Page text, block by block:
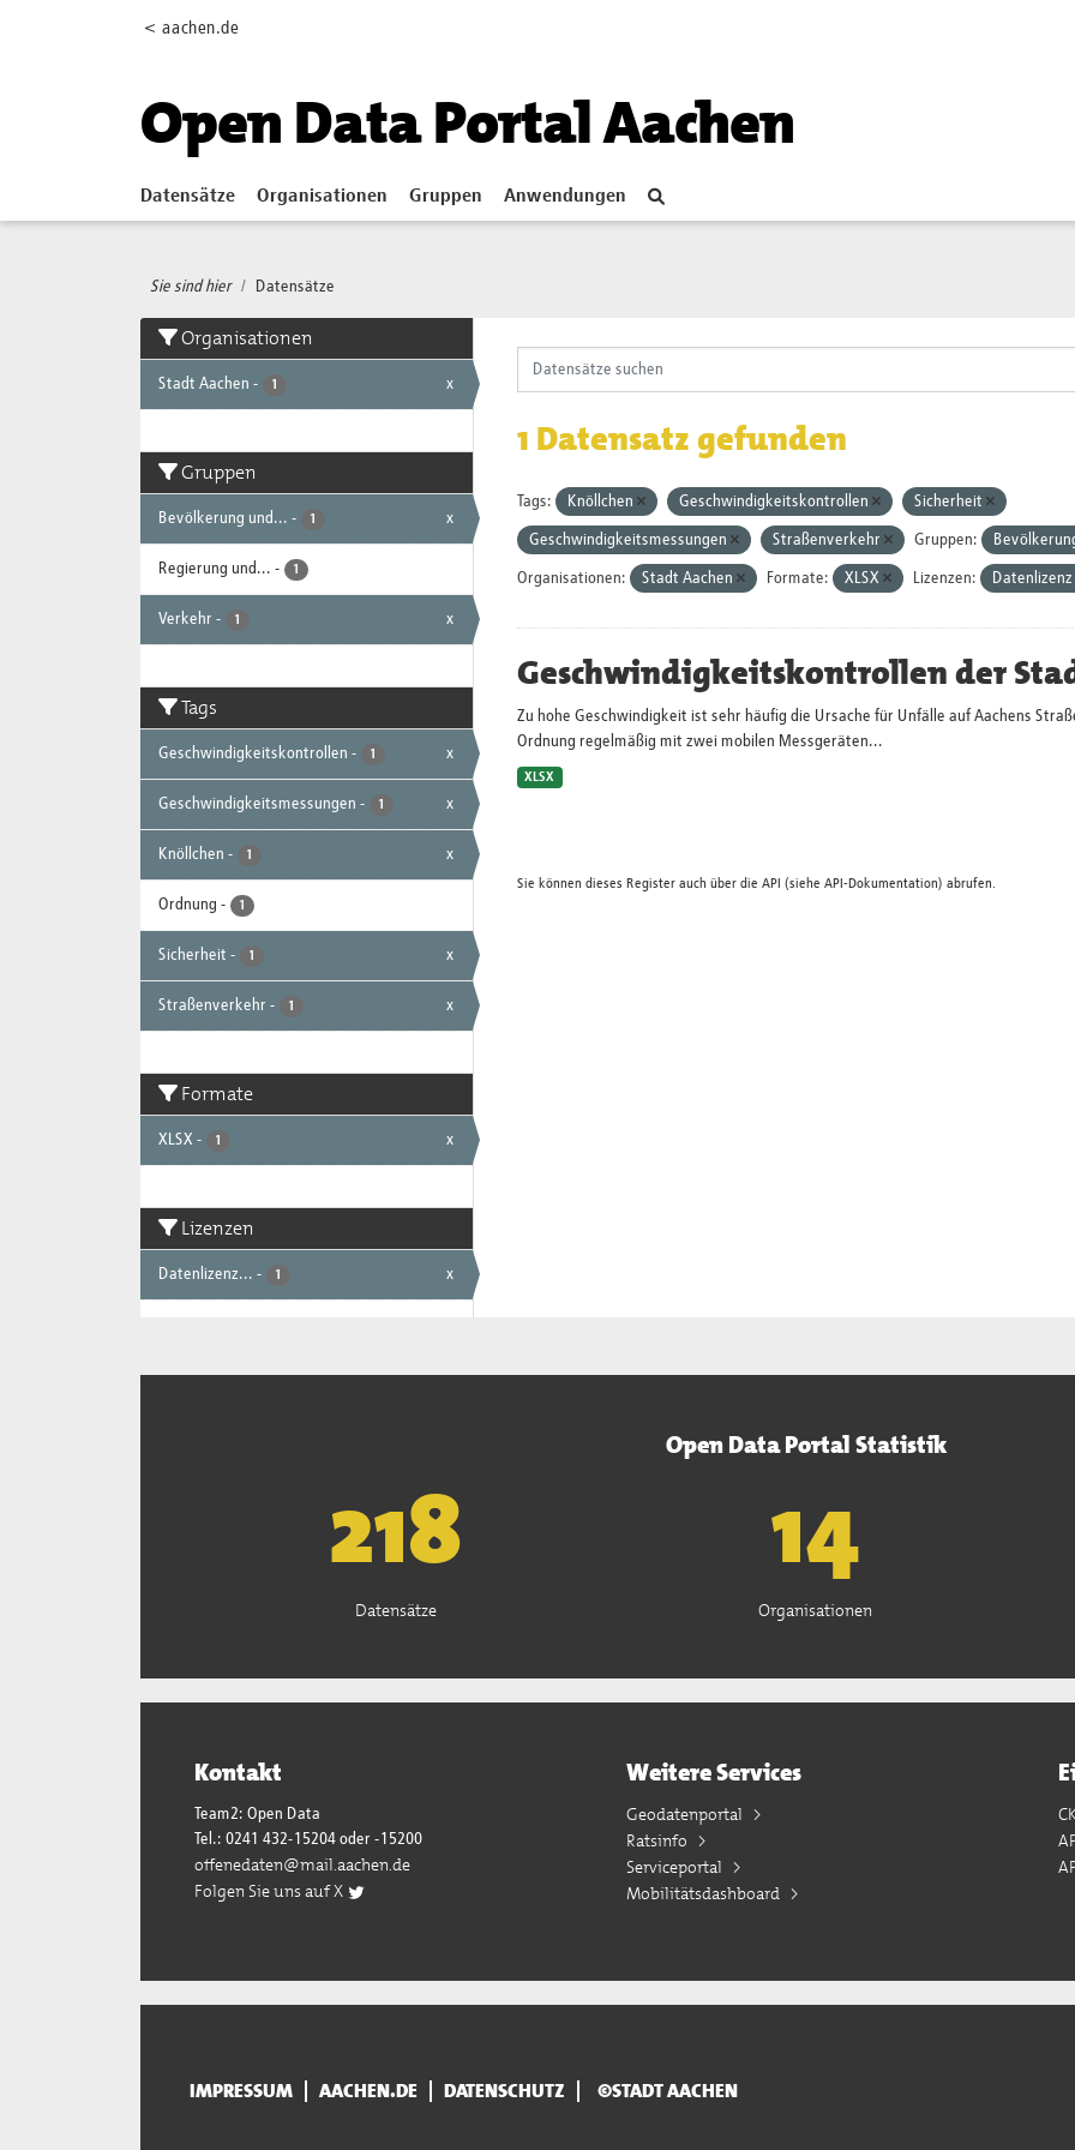
< aachen.de
Open Data Portal Aachen
Datensätze Organisationen Gruppen Anwendungen
Sie sind hier Datensätze
Organisationen
Stadt Aachen - 1 x
Gruppen
Bevölkerung und... - 1 x
Regierung und... - 1
Verkehr - 1 x
Tags
Geschwindigkeitskontrollen - 1 x
Geschwindigkeitsmessungen - 1 x
Knöllchen - 1 x
Ordnung - 1
Sicherheit - 1 x
Straßenverkehr - 1 x
Formate
XLSX - 1 x
Lizenzen
Datenlizenz... - 1 x
1 Datensatz gefunden
Tags: Knöllchen Geschwindigkeitskontrollen Sicherheit
Geschwindigkeitsmessungen Straßenverkehr Gruppen:
Organisationen: Stadt Aachen Formate: XLSX Lizenzen:
Geschwindigkeitskontrollen der
Zu hohe Geschwindigkeit ist sehr häufig die Ursache für Unfälle auf Aachens
Ordnung regelmäßig mit zwei mobilen Messgeräten...
XLSX
Sie können dieses Register auch über die API (siehe API-Dokumentation) abrufen.
Open Data Portal Statistik
222
Datensätze
15
Organisationen
Kontakt
Team2: Open Data
Tel.: 0241 432-15204 oder -15200
offenedaten@mail.aachen.de
Folgen Sie uns auf X
Weitere Services
Geodatenportal
Ratsinfo
Serviceportal
Mobilitätsdashboard
IMPRESSUM AACHEN.DE DATENSCHUTZ ©STADT AACHEN